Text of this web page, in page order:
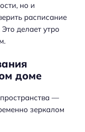
но и
расписание
делает утро
доме
—
зеркалом